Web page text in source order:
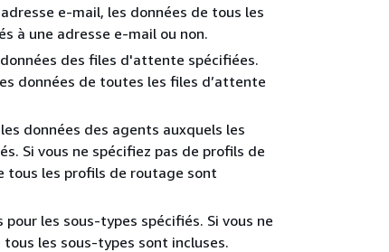
e-mail, les données de tous les
à une adresse e-mail ou non.
des files d'attente spécifiées.
données de toutes les files d’attente
données des agents auxquels les
Si vous ne spécifiez pas de profils de
tous les profils de routage sont
les sous-types spécifiés. Si vous ne
les sous-types sont incluses.